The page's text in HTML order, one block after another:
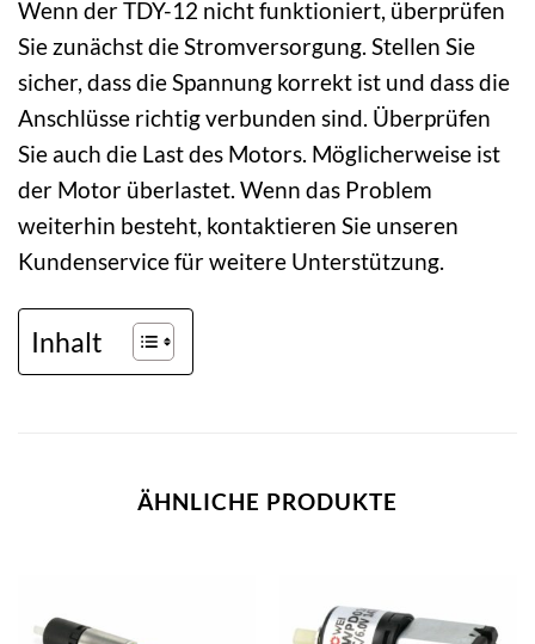
Wenn der TDY-12 nicht funktioniert, überprüfen
Sie zunächst die Stromversorgung. Stellen Sie
sicher, dass die Spannung korrekt ist und dass die
Anschlüsse richtig verbunden sind. Überprüfen
Sie auch die Last des Motors. Möglicherweise ist
der Motor überlastet. Wenn das Problem
weiterhin besteht, kontaktieren Sie unseren
Kundenservice für weitere Unterstützung.
Inhalt
ÄHNLICHE PRODUKTE